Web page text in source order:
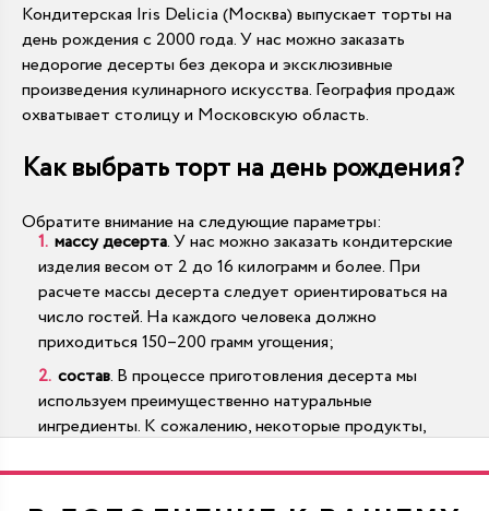
Кондитерская Iris Delicia (Москва) выпускает торты на
день рождения с 2000 года. У нас можно заказать
недорогие десерты без декора и эксклюзивные
произведения кулинарного искусства. География продаж
охватывает столицу и Московскую область.
Как выбрать торт на день рождения?
Обратите внимание на следующие параметры:
массу десерта. У нас можно заказать кондитерские
изделия весом от 2 до 16 килограмм и более. При
расчете массы десерта следует ориентироваться на
число гостей. На каждого человека должно
приходиться 150–200 грамм угощения;
состав. В процессе приготовления десерта мы
используем преимущественно натуральные
ингредиенты. К сожалению, некоторые продукты,
сильными аллергенами и могут вызвать проблемы со